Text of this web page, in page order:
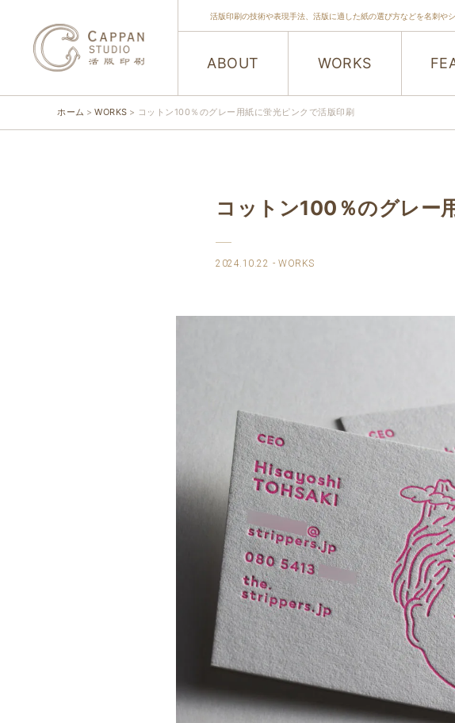
活版印刷の技術や表現手法、活版に適した紙の選び方などを名刺や
ABOUT WORKS
ホーム WORKS コットン100％のグレー用紙に蛍光ピンクで活版印刷
コットン100％のグレー
2024.10.22 WORKS